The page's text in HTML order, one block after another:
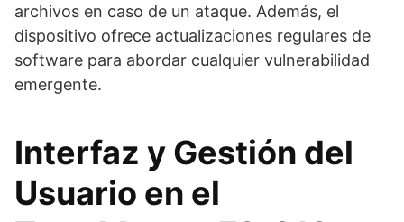
archivos en caso de un ataque. Además, el
dispositivo ofrece actualizaciones regulares de
software para abordar cualquier vulnerabilidad
emergente.
Interfaz y Gestión del
Usuario en el